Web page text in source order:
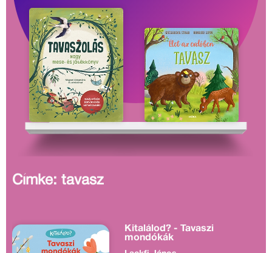
Címke: tavasz
Kitalálod? - Tavaszi
mondókák